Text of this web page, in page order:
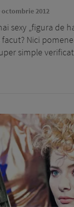
octombrie 2012
sexy „figura de
Nici
simple